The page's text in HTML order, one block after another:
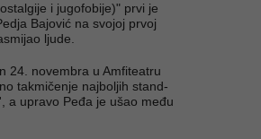
i jugofobije)" prvi je
Bajović na svojoj prvoj
ljude.
24. novembra u Amfiteatru
takmičenje najboljih stand-
a upravo Peđa je ušao među